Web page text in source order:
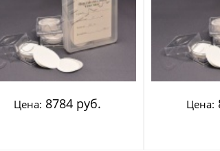
Цена: 8784 руб. Цена: